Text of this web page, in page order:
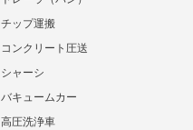
チップ運搬
コンクリート圧送
シャーシ
バキュームカー
高圧洗浄車